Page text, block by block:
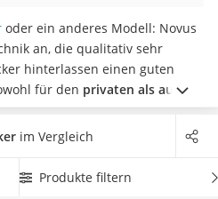
oder ein anderes Modell: Novus
an, die qualitativ sehr
hinterlassen einen guten
für den privaten als auch
, wie Tests im Internet zeigen.
Tacker aus unserer
und Flachdrahtklammern
im Vergleich
Produkte filtern